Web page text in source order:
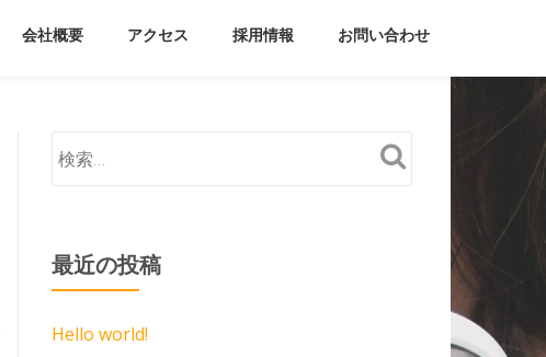
会社概要 アクセス 採用情報 お問い合わせ
最近の投稿
Hello world!